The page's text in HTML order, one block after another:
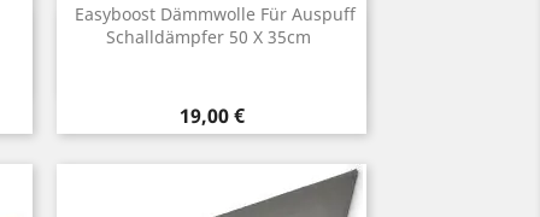
Easyboost Dämmwolle Für Auspuff
Schalldämpfer 50 X 35cm
Preis
19,00 €
Vorschau